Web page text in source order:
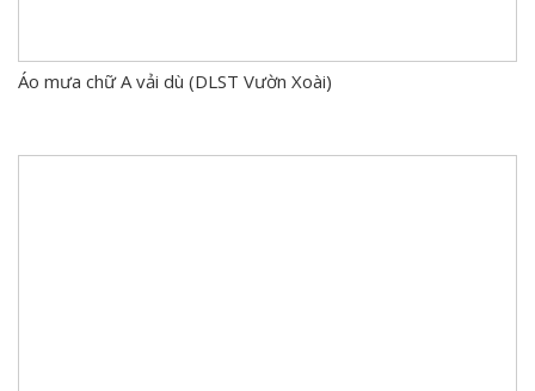
Áo mưa chữ A vải dù (DLST Vườn Xoài)